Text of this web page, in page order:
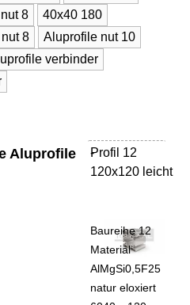
8
40x40 180
8
Aluprofile nut 10
verbinder
Aluprofile
Profil 12
120x120 leicht
-
Baureihe 12
Material
AlMgSi0,5F25
natur eloxiert